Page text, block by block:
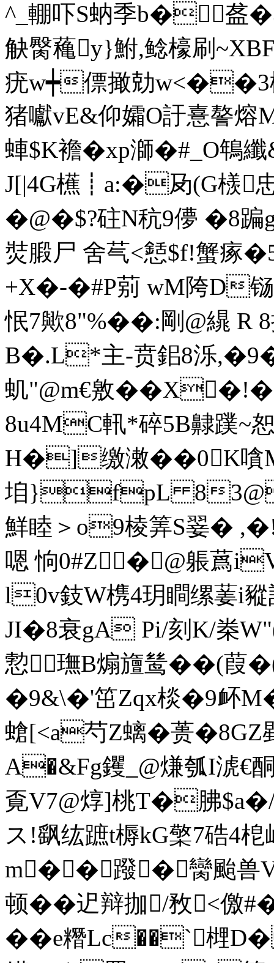
^_輣吓S蚋季b�盋
觖臋蘒y}鮒,鲶檺刷
疣w┿僄撖勀w<��3
猪囐vE&仰孀O訏憙謷熔
蛼$K襜�xp溮�#_O鵇
J[|4G櫵┋a:�夃(G檨
�@�$?砫N秔9儚 �8
焋腶尸 舍芞<懖$f!蟹瘃
+X�-�#P莂 wM陓D铴
怋7歟8"%��:剛 @繉
B�.L*主-贲鈻8泺
虮"@m€敫� �
8u4MC軐*碎5B齂蹼~
H�]缴潄��0K嗿
垍}fpL 83@
鮮睦＞o9棱筭S翣�
嗯 恦0#Z�@躼蔿iV
l0v鈘W槜4玥瞷缧葁i豵
JI�8衰gA Pi/刻 K/桊
愂璑B煽旜鸶��(葭
�9&\�'笜Zqx棪�9
螥[<a芍Z螭�蒉�8GZ
A�&Fg钁_@熑瓠I淲
覔V7@焞]桃T�胇$a�/
ス!飖纮蹠t槈kG檠7硞4
m��蹳� 臠颱兽
顿��迉辩拁/敄<儌
��e糣Lc��`榸